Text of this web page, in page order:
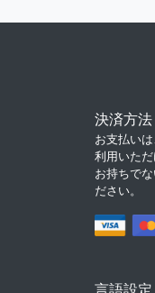
決済方法
お支払い
利用いた
お持ちで
ださい。
言語設定